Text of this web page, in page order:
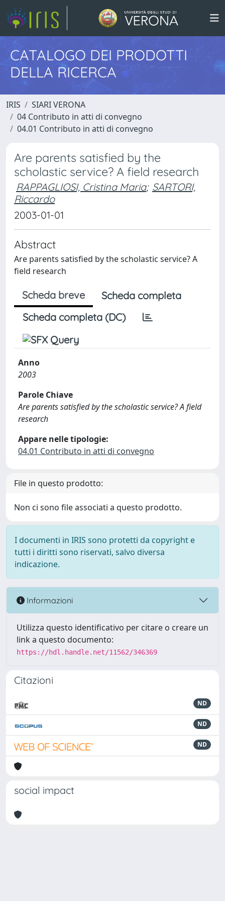
CATALOGO DEI PRODOTTI
DELLA RICERCA
IRIS
SIARI VERONA
04 Contributo in atti di convegno
04.01 Contributo in atti di convegno
Are parents satisfied by the
scholastic service? A field research
RAPPAGLIOSI, Cristina Maria; SARTORI,
Riccardo
2003-01-01
Abstract
Are parents satisfied by the scholastic service? A
field research
Scheda breve
Scheda completa
Scheda completa (DC)
Anno
2003
Parole Chiave
Are parents satisfied by the scholastic service? A field
research
Appare nelle tipologie:
04.01 Contributo in atti di convegno
File in questo prodotto:
Non ci sono file associati a questo prodotto.
I documenti in IRIS sono protetti da copyright e
tutti i diritti sono riservati, salvo diversa
indicazione.
Informazioni
Utilizza questo identificativo per citare o creare un
link a questo documento:
https://hdl.handle.net/11562/346369
Citazioni
ND
ND
ND
social impact